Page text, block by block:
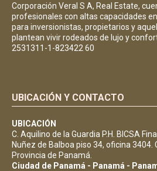
Corporación Veral S A, Real Estate,
profesionales con altas capacidades
para inversionistas, propietarios y
plantean vivir rodeados de lujo y
2531311-1-823422 60
UBICACIÓN Y CONTACTO
UBICACIÓN
C. Aquilino de la Guardia P.H. BICSA
Nuñez de Balboa piso 34, oficina 3404.
Provincia de Panamá.
Ciudad de Panamá - Panamá -